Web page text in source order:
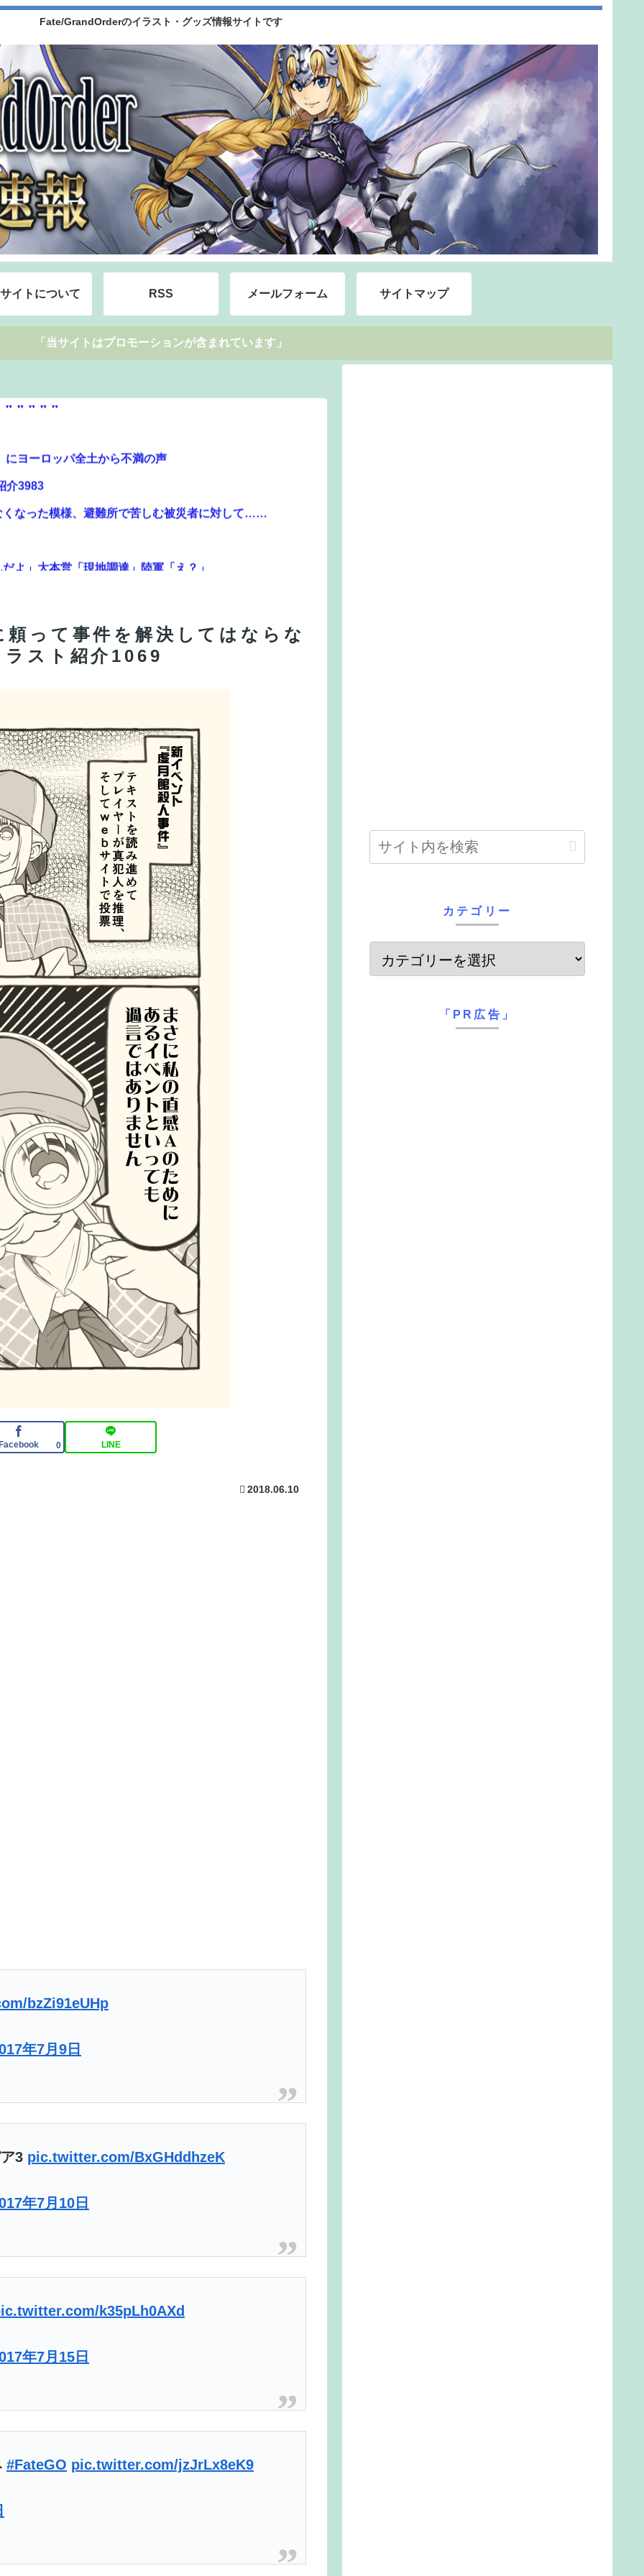
Fate/GrandOrderのイラスト・グッズ情報サイトです
イトについて RSS メールフォーム サイトマップ
「当サイトはプロモーションが含まれています」
のイラスト紹介3985
ｗｗｗｗ
って事件を解決してはならな
スト紹介1069
0 LINE
2018.06.10
bzZi91eUHp
年7月9日
3 pic.twitter.com/BxGHddhzeK
年7月10日
k35pLh0AXd
年7月15日
#FateGO pic.twitter.com/jzJrLx8eK9
カテゴリー
「PR広告」